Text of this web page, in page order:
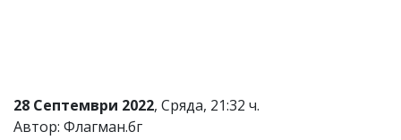
за
тях!
Ако
28 Септември 2022, Сряда, 21:32 ч.
Автор: Флагман.бг